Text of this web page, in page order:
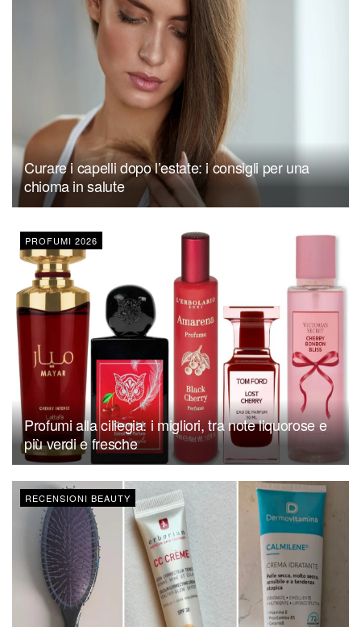
Curare i capelli dopo l’estate: i consigli per una
chioma in salute
PROFUMI 2026
Profumi alla ciliegia: i migliori, tra note liquorose e
più verdi e fresche
RECENSIONI BEAUTY